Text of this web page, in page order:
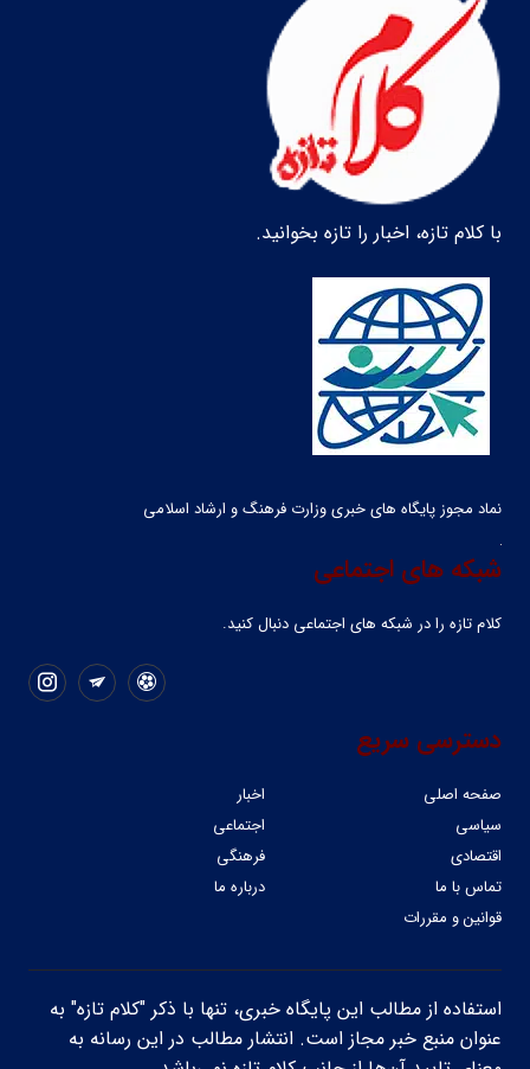
با کلام تازه، اخبار را تازه بخوانید.
نماد مجوز پایگاه های خبری وزارت فرهنگ و ارشاد اسلامی
شبکه های اجتماعی
کلام تازه را در شبکه ‌های اجتماعی دنبال کنید.
دسترسی سریع
صفحه اصلی
اخبار
سیاسی
اجتماعی
اقتصادی
فرهنگی
تماس با ما
درباره ما
قوانین و مقررات
استفاده از مطالب این پایگاه خبری، تنها با ذکر "کلام تازه" به
عنوان منبع خبر مجاز است. انتشار مطالب در این رسانه به